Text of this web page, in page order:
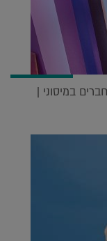
במיסוני |